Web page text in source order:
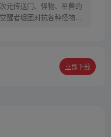
元传送门、怪物、星兽的
醒者组团对抗各种怪物，
，人称“毒奶”（每周六、
立即下载